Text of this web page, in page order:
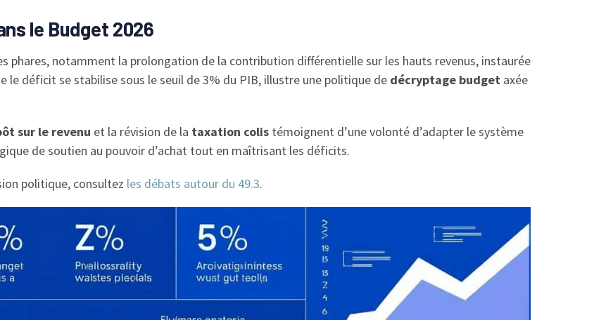
le Budget 2026
phares, notamment la prolongation de la contribution différentielle sur les hauts revenus, instaurée
le déficit se stabilise sous le seuil de 3% du PIB, illustre une politique de décryptage budget axée
sur le revenu et la révision de la taxation colis témoignent d’une volonté d’adapter le système
de soutien au pouvoir d’achat tout en maîtrisant les déficits.
politique, consultez les débats autour du 49.3.